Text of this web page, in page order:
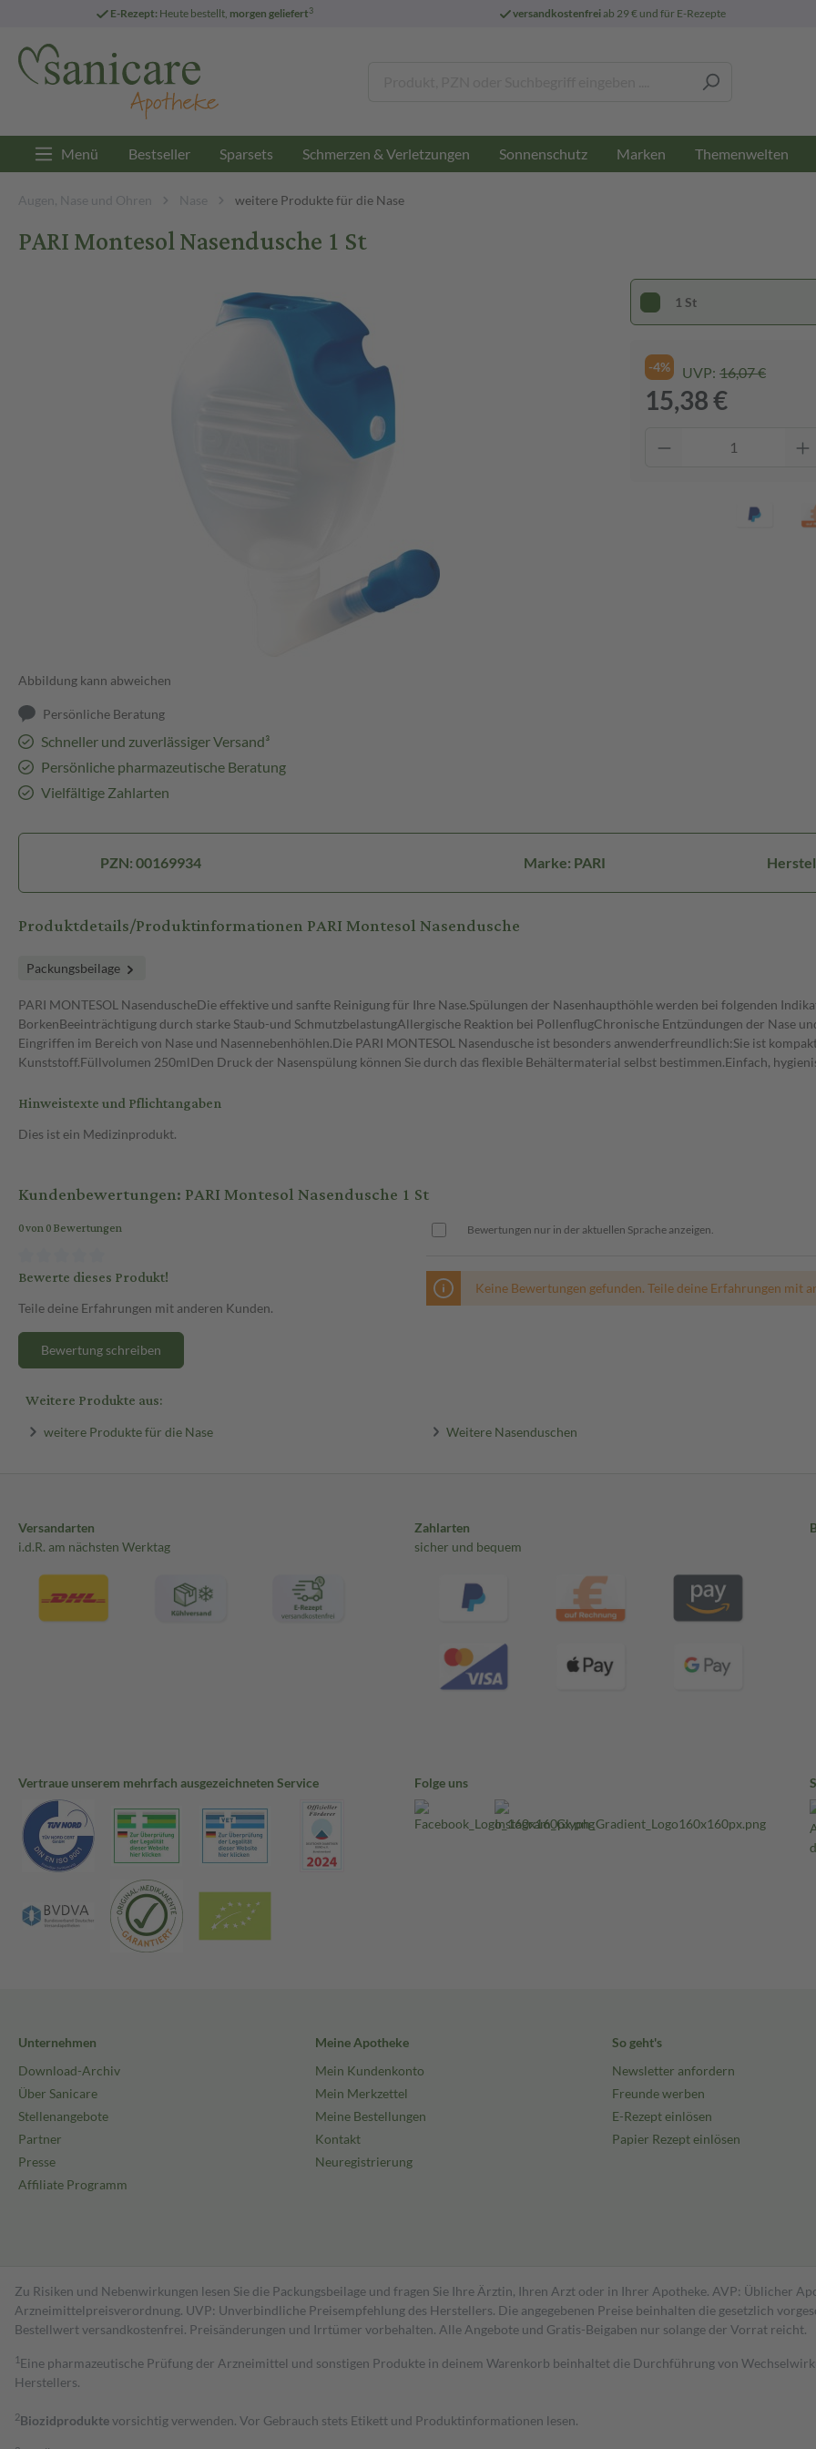
E-Rezept: Heute bestellt, morgen geliefert3 versandkostenfreiab 29 € und für E-Rezepte
Menü Bestseller Sparsets Schmerzen & Verletzungen Sonnenschutz Marken Themenwelten
Augen, Nase und Ohren Nase weitere Produkte für die Nase
PARI Montesol Nasendusche 1 St
Abbildung kann abweichen
Persönliche Beratung
Schneller und zuverlässiger Versand³
Persönliche pharmazeutische Beratung
Vielfältige Zahlarten
1 St
-4% UVP: 16,07 €
15,38 €
PZN: 00169934 Marke: PARI
Produktdetails/Produktinformationen PARI Montesol Nasendusche
Packungsbeilage
PARI MONTESOL NasenduscheDie effektive und sanfte Reinigung für Ihre Nase.Spülungen der Nasenhaupthöhle werden bei folgenden
BorkenBeeinträchtigung durch starke Staub-und SchmutzbelastungAllergische Reaktion bei PollenflugChronische Entzündungen der Nase
Eingriffen im Bereich von Nase und Nasennebenhöhlen.Die PARI MONTESOL Nasendusche ist besonders anwenderfreundlich:Sie ist
Kunststoff.Füllvolumen 250mlDen Druck der Nasenspülung können Sie durch das flexible Behältermaterial selbst bestimmen.Einfach,
Hinweistexte und Pflichtangaben
Dies ist ein Medizinprodukt.
Kundenbewertungen: PARI Montesol Nasendusche 1 St
0 von 0 Bewertungen
Bewerte dieses Produkt!
Teile deine Erfahrungen mit anderen Kunden.
Bewertung schreiben
Bewertungen nur in der aktuellen Sprache anzeigen.
Keine Bewertungen gefunden. Teile deine Erfahrungen mit
Weitere Produkte aus:
weitere Produkte für die Nase Weitere Nasenduschen
Versandarten
i.d.R. am nächsten Werktag
Zahlarten
sicher und bequem
Vertraue unserem mehrfach ausgezeichneten Service Folge uns
Unternehmen
Download-Archiv
Über Sanicare
Stellenangebote
Partner
Presse
Affiliate Programm
Meine Apotheke
Mein Kundenkonto
Mein Merkzettel
Meine Bestellungen
Kontakt
Neuregistrierung
So geht's
Newsletter anfordern
Freunde werben
E-Rezept einlösen
Papier Rezept einlösen
Zu Risiken und Nebenwirkungen lesen Sie die Packungsbeilage und fragen Sie Ihre Ärztin, Ihren Arzt oder in Ihrer Apotheke. AVP: Üblicher
Arzneimittelpreisverordnung. UVP: Unverbindliche Preisempfehlung des Herstellers. Die angegebenen Preise beinhalten die gesetzlich
Bestell­wert versand­kosten­frei. Preisänderungen und Irrtümer vorbehalten. Alle Angebote und Gratis-Beigaben nur solange der Vorrat reicht.
1 Eine pharmazeutische Prüfung der Arzneimittel und sonstigen Produkte in deinem Warenkorb beinhaltet die Durchführung von
Herstellers.
2Biozidproduktevorsichtig verwenden. Vor Gebrauch stets Etikett und Produktinformationen lesen.